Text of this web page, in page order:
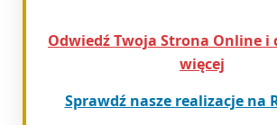
Odwiedź Twoja Strona Online i
więcej
Sprawdź nasze realizacje na